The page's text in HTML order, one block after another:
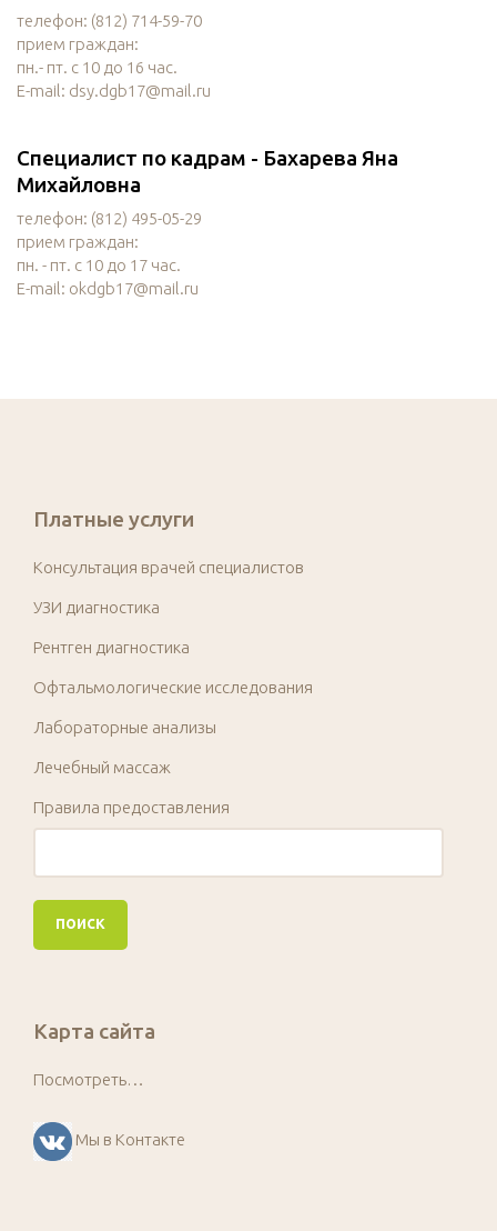
телефон: (812) 714-59-70
прием граждан:
пн.- пт. с 10 до 16 час.
E-mail: dsy.dgb17@mail.ru
Специалист по кадрам - Бахарева Яна
Михайловна
телефон: (812) 495-05-29
прием граждан:
пн. - пт. с 10 до 17 час.
E-mail: okdgb17@mail.ru
Платные услуги
Консультация врачей специалистов
УЗИ диагностика
Рентген диагностика
Офтальмологические исследования
Лабораторные анализы
Лечебный массаж
Правила предоставления
Карта сайта
Посмотреть…
Мы в Контакте